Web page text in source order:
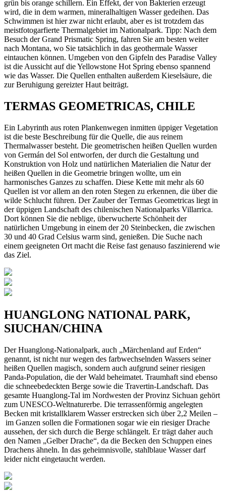
grün bis orange schillern. Ein Effekt, der von Bakterien erzeugt
wird, die in dem warmen, mineralhaltigen Wasser gedeihen. Das
Schwimmen ist hier zwar nicht erlaubt, aber es ist trotzdem das
meistfotogarfierte Thermalgebiet im Nationalpark. Tipp: Nach dem
Besuch der Grand Prismatic Spring, fahren Sie am besten weiter
nach Montana, wo Sie tatsächlich in das geothermale Wasser
eintauchen können. Umgeben von den Gipfeln des Paradise Valley
ist die Aussicht auf die Yellowstone Hot Spring ebenso spannend
wie das Wasser. Die Quellen enthalten außerdem Kieselsäure, die
zur Beruhigung gereizter Haut beiträgt.
TERMAS GEOMETRICAS, CHILE
Ein Labyrinth aus roten Plankenwegen inmitten üppiger Vegetation
ist die beste Beschreibung für die Quelle, die aus reinem
Thermalwasser besteht. Die geometrischen heißen Quellen wurden
von Germán del Sol entworfen, der durch die Gestaltung und
Konstruktion von Holz und natürlichen Materialien die Natur der
heißen Quellen in die Geometrie bringen wollte, um ein
harmonisches Ganzes zu schaffen. Diese Kette mit mehr als 60
Quellen ist vor allem an den roten Stegen zu erkennen, die über die
wilde Schlucht führen. Der Zauber der Termas Geometricas liegt in
der üppigen Landschaft des chilenischen Nationalparks Villarrica.
Dort können Sie die neblige, überwucherte Schönheit der
natürlichen Umgebung in einem der 20 Steinbecken, die zwischen
30 und 40 Grad Celsius warm sind, genießen. Die Suche nach
einem geeigneten Ort macht die Reise fast genauso faszinierend wie
das Ziel.
HUANGLONG NATIONAL PARK,
SIUCHAN/CHINA
Der Huanglong-Nationalpark, auch „Märchenland auf Erden“
genannt, ist nicht nur wegen des farbwechselnden Wassers seiner
heißen Quellen magisch, sondern auch aufgrund seiner riesigen
Panda-Population, die der Wald beheimatet. Traumhaft sind ebenso
die schneebedeckten Berge sowie die Travertin-Landschaft. Das
gesamte Huanglong-Tal im Nordwesten der Provinz Sichuan gehört
zum UNESCO-Weltnaturerbe. Die terrassenförmig angelegten
Becken mit kristallklarem Wasser erstrecken sich über 2,2 Meilen –
im Ganzen sollen die Formationen sogar wie ein riesiger Drache
aussehen, der sich durch die Berge schlängelt. Er trägt daher auch
den Namen „Gelber Drache“, da die Becken den Schuppen eines
Drachens ähneln. In das geheimnisvolle, stahlblaue Wasser darf
leider nicht eingetaucht werden.